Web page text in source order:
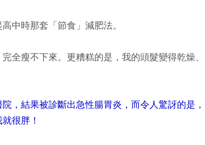
中時那套「節食」減肥法。
全瘦不下來。更糟糕的是，我的頭髮變得乾燥、
，結果被診斷出急性腸胃炎，而令人驚訝的是，
很胖！